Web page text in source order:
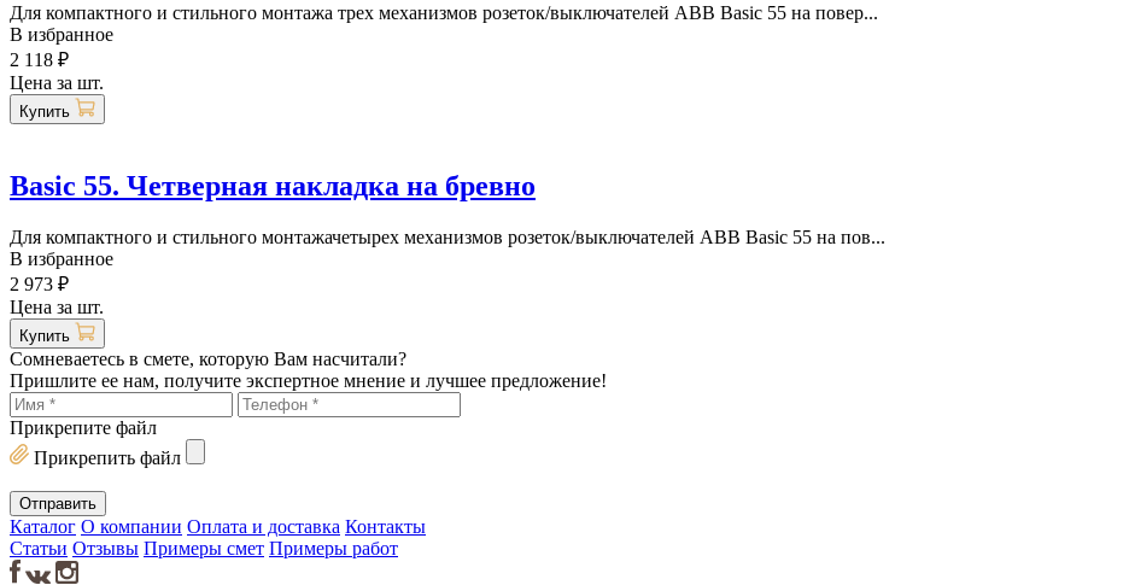
Для компактного и стильного монтажа трех механизмов розеток/выключателей ABB Basic 55 на повер...
В избранное
2 118 ₽
Цена за шт.
Купить
Basic 55. Четверная накладка на бревно
Для компактного и стильного монтажачетырех механизмов розеток/выключателей ABB Basic 55 на пов...
В избранное
2 973 ₽
Цена за шт.
Купить
Сомневаетесь в смете, которую Вам насчитали?
Пришлите ее нам, получите экспертное мнение и лучшее предложение!
Прикрепите файл
Прикрепить файл
Каталог О компании Оплата и доставка Контакты
Статьи Отзывы Примеры смет Примеры работ